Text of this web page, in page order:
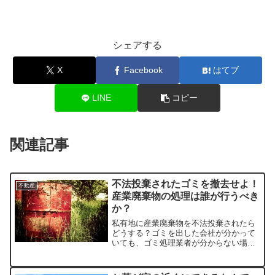
シェアする
X Facebook はてブ
LINE コピー
関連記事
不動産
不法投棄されたゴミを撤去せよ！
産業廃棄物の処理は誰が行うべき
か？
私有地に産業廃棄物を不法投棄されたら
どうする？ゴミを出した会社が分かって
いても、ゴミ処理業者が分からない場